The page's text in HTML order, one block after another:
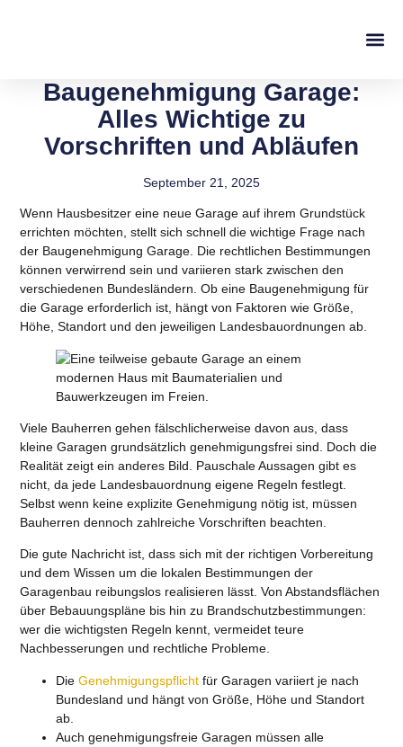
Baugenehmigung Garage:
Alles Wichtige zu
Vorschriften und Abläufen
September 21, 2025
Wenn Hausbesitzer eine neue Garage auf ihrem Grundstück
errichten möchten, stellt sich schnell die wichtige Frage nach
der Baugenehmigung Garage. Die rechtlichen Bestimmungen
können verwirrend sein und variieren stark zwischen den
verschiedenen Bundesländern.Ob eine Baugenehmigung für
die Garage erforderlich ist, hängt von Faktoren wie Größe,
Höhe, Standort und den jeweiligen Landesbauordnungen ab.
Viele Bauherren gehen fälschlicherweise davon aus, dass
kleine Garagen grundsätzlich genehmigungsfrei sind. Doch die
Realität zeigt ein anderes Bild. Pauschale Aussagen gibt es
nicht, da jede Landesbauordnung eigene Regeln festlegt.
Selbst wenn keine explizite Genehmigung nötig ist, müssen
Bauherren dennoch zahlreiche Vorschriften beachten.
Die gute Nachricht ist, dass sich mit der richtigen Vorbereitung
und dem Wissen um die lokalen Bestimmungen der
Garagenbau reibungslos realisieren lässt. Von Abstandsflächen
über Bebauungspläne bis hin zu Brandschutzbestimmungen:
wer die wichtigsten Regeln kennt, vermeidet teure
Nachbesserungen und rechtliche Probleme.
DieGenehmigungspflicht für Garagen variiert je nach
Bundesland und hängt von Größe, Höhe und Standort
ab.
Auch genehmigungsfreie Garagen müssen alle